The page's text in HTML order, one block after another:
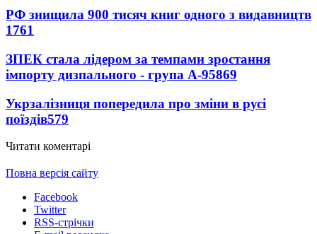
РФ знищила 900 тисяч книг одного з видавництв
1761
ЗПЕК стала лідером за темпами зростання
імпорту дизпального - група А-95869
Укрзалізниця попередила про зміни в русі
поїздів579
Читати коментарі
Повна версія сайту
Facebook
Twitter
RSS-стрічки